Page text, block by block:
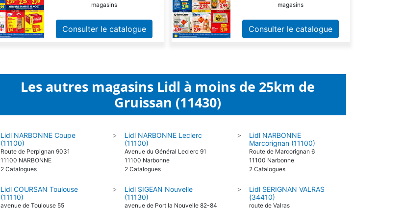
magasins
Consulter le catalogue
magasins
Consulter le catalogue
Les autres magasins Lidl à moins de 25km de
Gruissan (11430)
Lidl NARBONNE Coupe
(11100)
Route de Perpignan 9031
11100 NARBONNE
2 Catalogues
>
Lidl NARBONNE Leclerc
(11100)
Avenue du Général Leclerc 91
11100 Narbonne
2 Catalogues
>
Lidl NARBONNE
Marcorignan (11100)
Route de Marcorignan 6
11100 Narbonne
2 Catalogues
Lidl COURSAN Toulouse
(11110)
avenue de Toulouse 55
>
Lidl SIGEAN Nouvelle
(11130)
avenue de Port la Nouvelle 82-84
>
Lidl SERIGNAN VALRAS
(34410)
route de Valras